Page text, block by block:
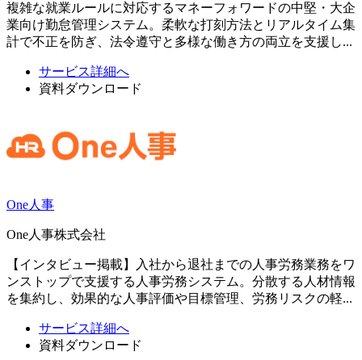
複雑な就業ルールに対応するマネーフォワードの中堅・大企
業向け勤怠管理システム。柔軟な打刻方法とリアルタイム集
計で不正を防ぎ、法令遵守と多様な働き方の両立を支援し...
サービス詳細へ
資料ダウンロード
One人事
One人事株式会社
【インタビュー掲載】入社から退社までの人事労務業務をワ
ンストップで支援する人事労務システム。分散する人材情報
を集約し、効果的な人事評価や目標管理、労務リスクの軽...
サービス詳細へ
資料ダウンロード